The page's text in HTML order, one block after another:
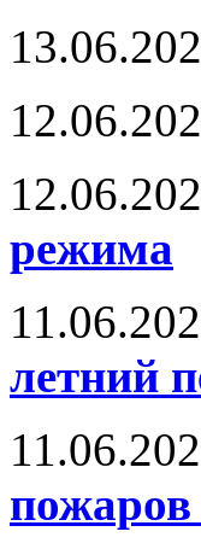
режима
летний
пожаров